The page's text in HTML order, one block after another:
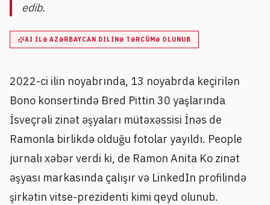
edib.
AI ILƏ AZƏRBAYCAN DILINƏ TƏRCÜMƏ OLUNUB
2022-ci ilin noyabrında, 13 noyabrda keçirilən
Bono konsertində Bred Pittin 30 yaşlarında
İsveçrəli zinət əşyaları mütəxəssisi İnəs de
Ramonla birlikdə olduğu fotolar yayıldı. People
jurnalı xəbər verdi ki, de Ramon Anita Ko zinət
əşyası markasında çalışır və LinkedIn profilində
şirkətin vitse-prezidenti kimi qeyd olunub.